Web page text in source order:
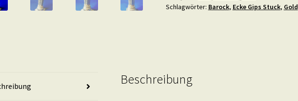
Dekosäule
Schlagwörter: Barock, Ecke Gips Stuck, Gold
Beschreibung